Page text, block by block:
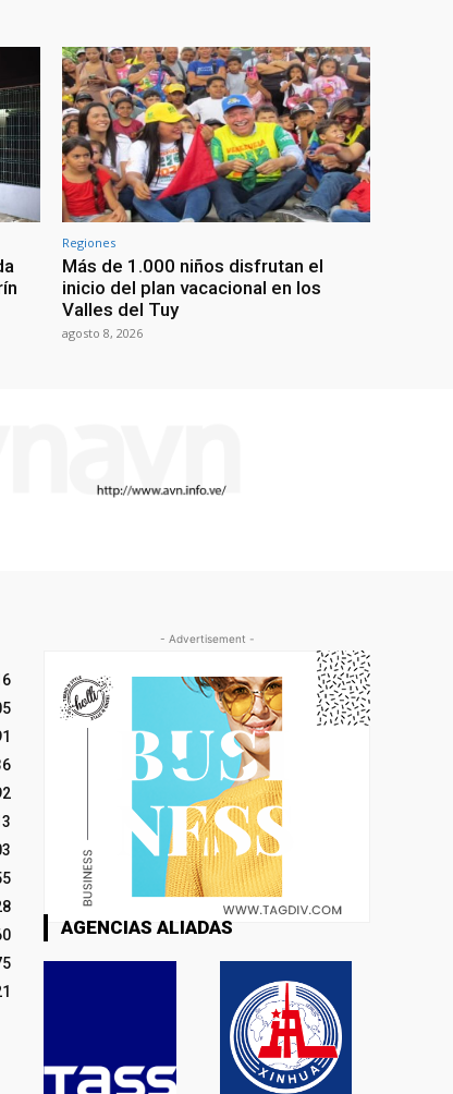
Regiones
Más de 1.000 niños disfrutan el
inicio del plan vacacional en los
Valles del Tuy
agosto 8, 2026
- Advertisement -
AGENCIAS ALIADAS